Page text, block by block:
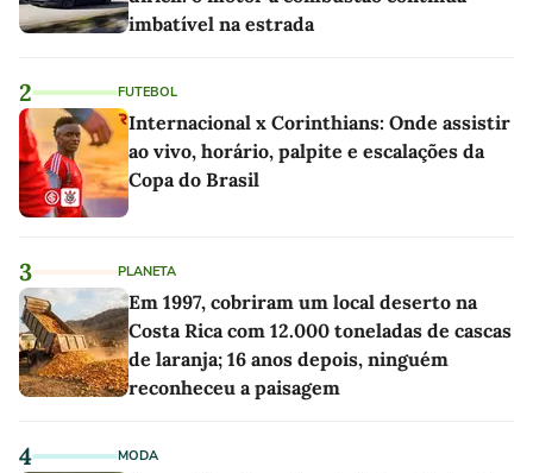
imbatível na estrada
2 FUTEBOL
Internacional x Corinthians: Onde assistir
ao vivo, horário, palpite e escalações da
Copa do Brasil
3 PLANETA
Em 1997, cobriram um local deserto na
Costa Rica com 12.000 toneladas de cascas
de laranja; 16 anos depois, ninguém
reconheceu a paisagem
4 MODA